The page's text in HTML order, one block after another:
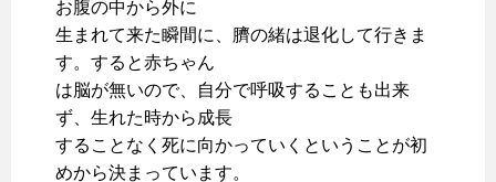
お腹の中から外に
生まれて来た瞬間に、臍の緒は退化して行きま
す。すると赤ちゃん
は脳が無いので、自分で呼吸することも出来
ず、生れた時から成長
することなく死に向かっていくということが初
めから決まっています。